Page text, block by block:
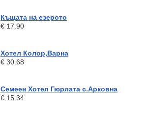
Къщата на езерото
€ 17.90
Хотел Колор,Варна
€ 30.68
Семеен Хотел Гюрлата с.Арковна
€ 15.34